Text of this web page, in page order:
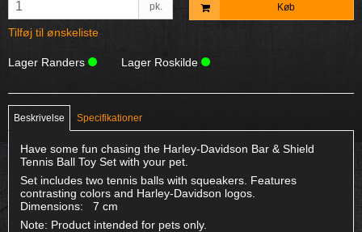
pk. Køb
Tilføj til ønskeliste
Lager Randers Lager Roskilde
Beskrivelse Specifikationer
Have some fun chasing the Harley-Davidson Bar & Shield
Tennis Ball Toy Set with your pet.
Set includes two tennis balls with squeakers. Features
contrasting colors and Harley-Davidson logos.
Dimensions: 7 cm
Note: Product intended for pets only.